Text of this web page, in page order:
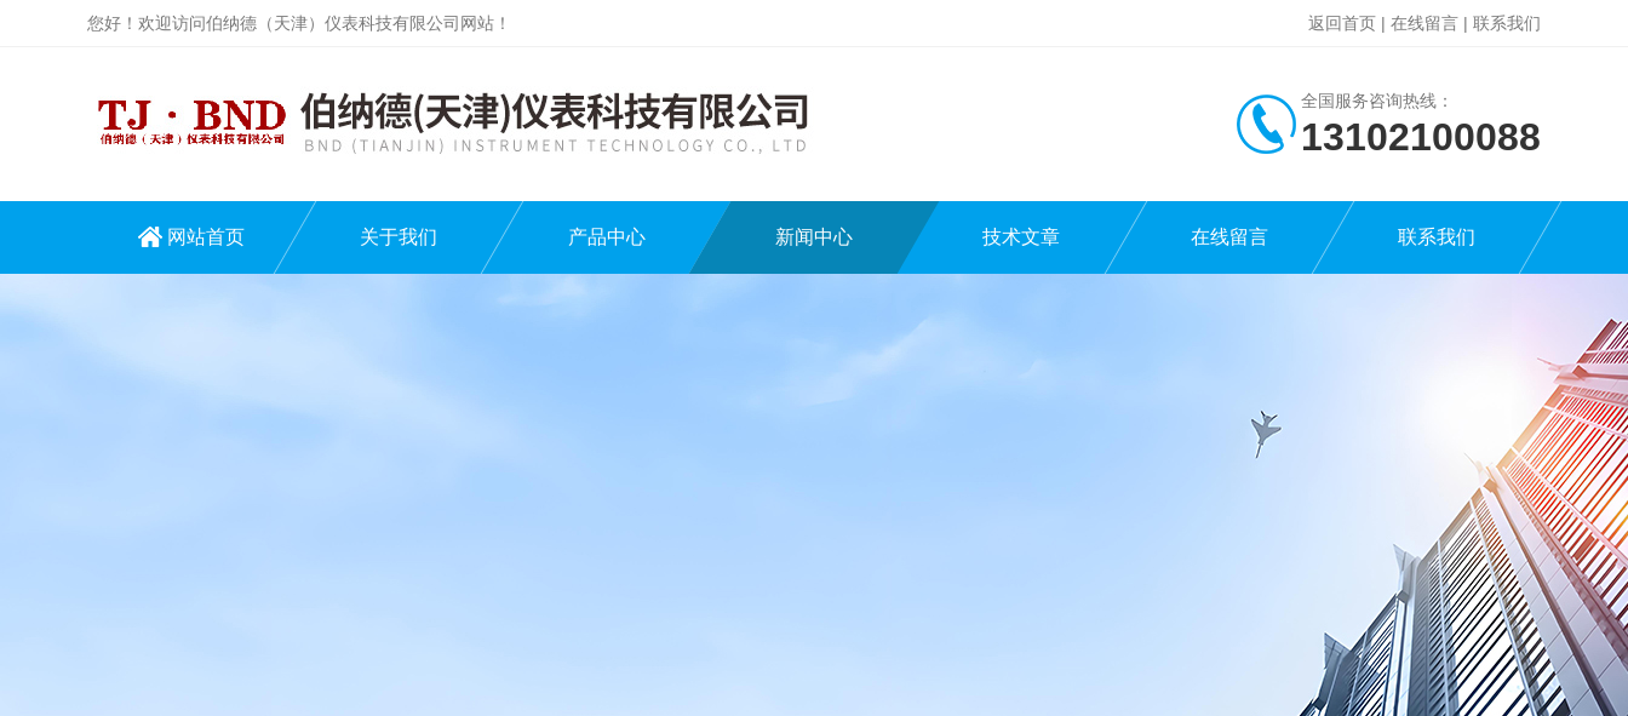
您好！欢迎访问伯纳德（天津）仪表科技有限公司网站！ 返回首页 | 在线留言 | 联系我们
全国服务咨询热线：
13102100088
网站首页 关于我们 产品中心 新闻中心 技术文章 在线留言 联系我们